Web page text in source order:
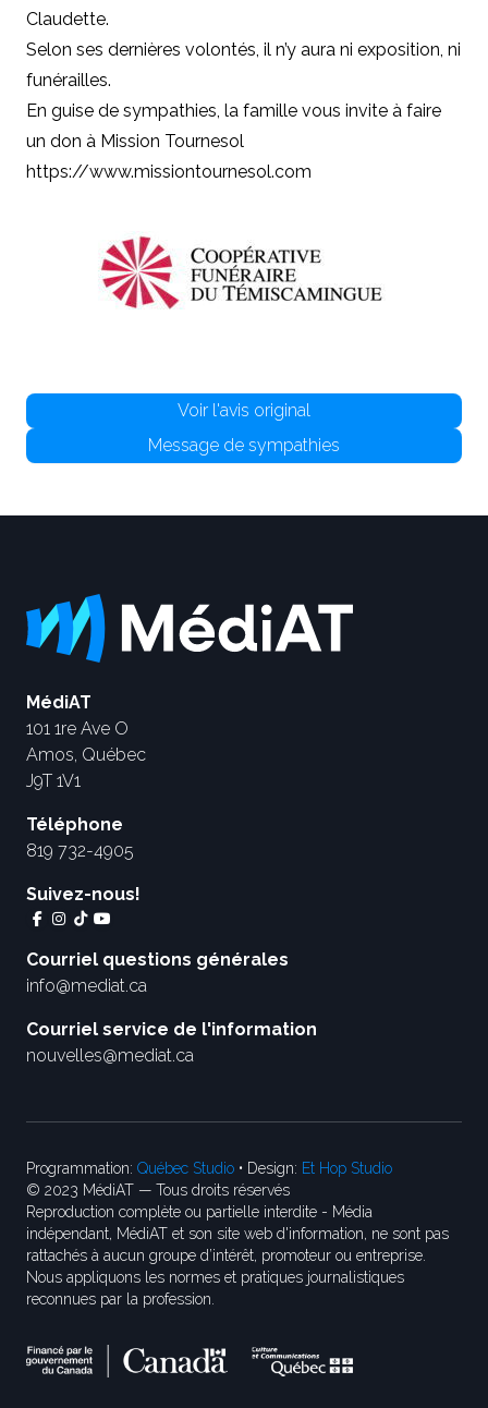
Claudette.
Selon ses dernières volontés, il n’y aura ni exposition, ni
funérailles.
En guise de sympathies, la famille vous invite à faire
un don à Mission Tournesol
https://www.missiontournesol.com
Voir l'avis original
Message de sympathies
MédiAT
101 1re Ave O
Amos, Québec
J9T 1V1
Téléphone
819 732-4905
Suivez-nous!
Courriel questions générales
info@mediat.ca
Courriel service de l'information
nouvelles@mediat.ca
Programmation: Québec Studio • Design: Et Hop Studio
© 2023 MédiAT — Tous droits réservés
Reproduction complète ou partielle interdite - Média
indépendant, MédiAT et son site web d'information, ne sont pas
rattachés à aucun groupe d’intérêt, promoteur ou entreprise.
Nous appliquons les normes et pratiques journalistiques
reconnues par la profession.